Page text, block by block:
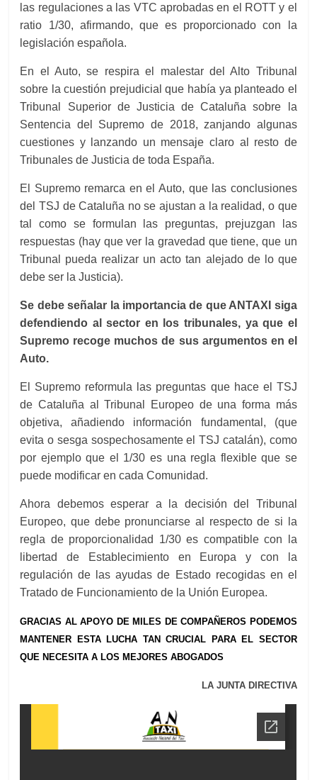
las regulaciones a las VTC aprobadas en el ROTT y el
ratio 1/30, afirmando, que es proporcionado con la
legislación española.
En el Auto, se respira el malestar del Alto Tribunal
sobre la cuestión prejudicial que había ya planteado el
Tribunal Superior de Justicia de Cataluña sobre la
Sentencia del Supremo de 2018, zanjando algunas
cuestiones y lanzando un mensaje claro al resto de
Tribunales de Justicia de toda España.
El Supremo remarca en el Auto, que las conclusiones
del TSJ de Cataluña no se ajustan a la realidad, o que
tal como se formulan las preguntas, prejuzgan las
respuestas (hay que ver la gravedad que tiene, que un
Tribunal pueda realizar un acto tan alejado de lo que
debe ser la Justicia).
Se debe señalar la importancia de que ANTAXI siga
defendiendo al sector en los tribunales, ya que el
Supremo recoge muchos de sus argumentos en el
Auto.
El Supremo reformula las preguntas que hace el TSJ
de Cataluña al Tribunal Europeo de una forma más
objetiva, añadiendo información fundamental, (que
evita o sesga sospechosamente el TSJ catalán), como
por ejemplo que el 1/30 es una regla flexible que se
puede modificar en cada Comunidad.
Ahora debemos esperar a la decisión del Tribunal
Europeo, que debe pronunciarse al respecto de si la
regla de proporcionalidad 1/30 es compatible con la
libertad de Establecimiento en Europa y con la
regulación de las ayudas de Estado recogidas en el
Tratado de Funcionamiento de la Unión Europea.
GRACIAS AL APOYO DE MILES DE COMPAÑEROS PODEMOS
MANTENER ESTA LUCHA TAN CRUCIAL PARA EL SECTOR
QUE NECESITA A LOS MEJORES ABOGADOS
LA JUNTA DIRECTIVA